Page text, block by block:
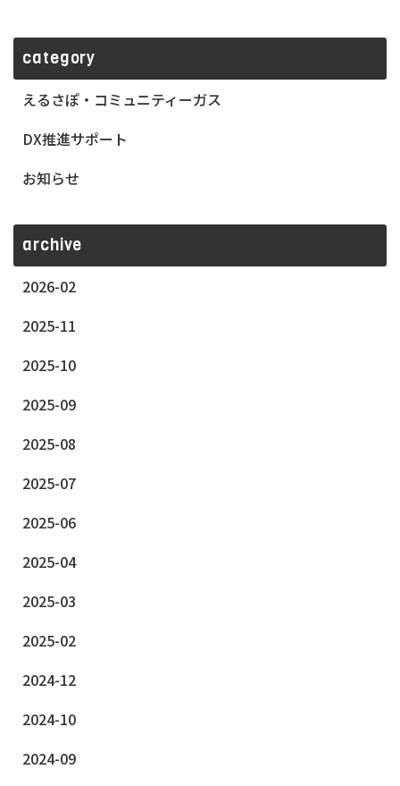
category
えるさぽ・コミュニティーガス
DX推進サポート
お知らせ
archive
2026-02
2025-11
2025-10
2025-09
2025-08
2025-07
2025-06
2025-04
2025-03
2025-02
2024-12
2024-10
2024-09